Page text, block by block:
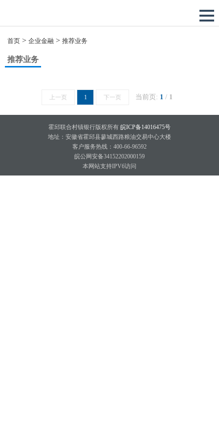
首页 > 企业金融 > 推荐业务
推荐业务
上一页 1 下一页 当前页: 1 / 1
霍邱联合村镇银行版权所有 皖ICP备14016475号
地址：安徽省霍邱县蓼城西路粮油交易中心大楼
客户服务热线：400-66-96592
皖公网安备34152202000159
本网站支持IPV6访问